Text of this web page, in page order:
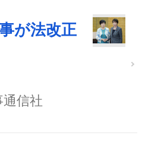
が法改正
通信社